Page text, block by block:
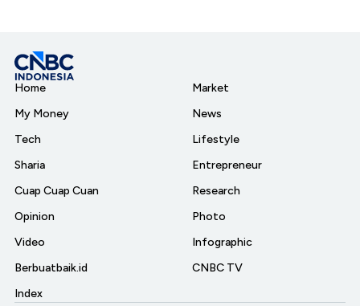
Home
My Money
Tech
Sharia
Cuap Cuap Cuan
Opinion
Video
Berbuatbaik.id
Index
Market
News
Lifestyle
Entrepreneur
Research
Photo
Infographic
CNBC TV